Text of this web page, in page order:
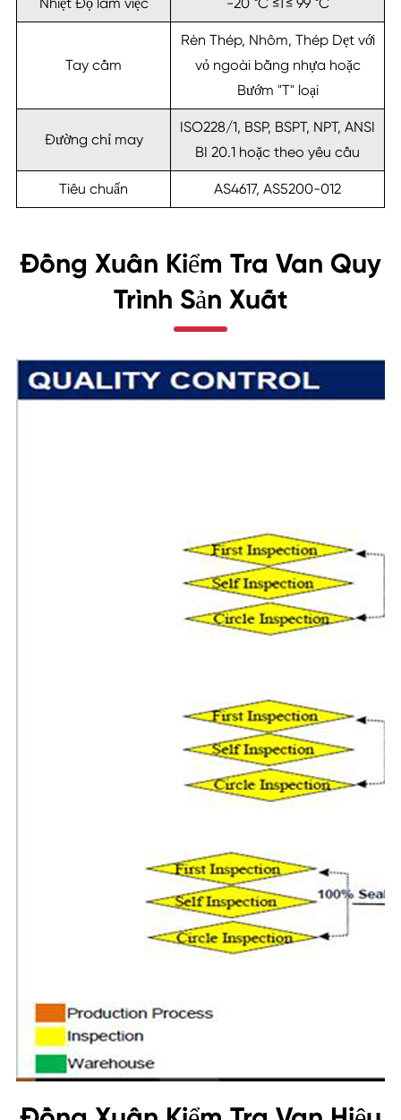
Tay cầm
Rèn Thép, Nhôm, Thép Dẹt với
vỏ ngoài bằng nhựa hoặc
Bướm "T" loại
Đường chỉ may
ISO228/1, BSP, BSPT, NPT, ANSI
BI 20.1 hoặc theo yêu cầu
Tiêu chuẩn AS4617, AS5200-012
Đồng Xuân Kiểm Tra Van Quy
Trình Sản Xuất